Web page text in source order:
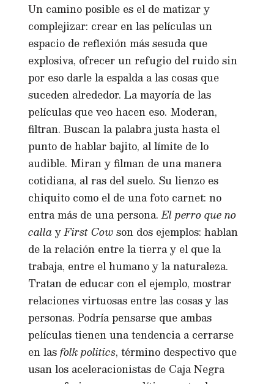
Un camino posible es el de matizar y
complejizar: crear en las películas un
espacio de reflexión más sesuda que
explosiva, ofrecer un refugio del ruido sin
por eso darle la espalda a las cosas que
suceden alrededor. La mayoría de las
películas que veo hacen eso. Moderan,
filtran. Buscan la palabra justa hasta el
punto de hablar bajito, al límite de lo
audible. Miran y filman de una manera
cotidiana, al ras del suelo. Su lienzo es
chiquito como el de una foto carnet: no
entra más de una persona.El perro que no
callayFirst Cowson dos ejemplos: hablan
de la relación entre la tierra y el que la
trabaja, entre el humano y la naturaleza.
Tratan de educar con el ejemplo, mostrar
relaciones virtuosas entre las cosas y las
personas. Podría pensarse que ambas
películas tienen una tendencia a cerrarse
en lasfolk politics, término despectivo que
usan los aceleracionistas de Caja Negra